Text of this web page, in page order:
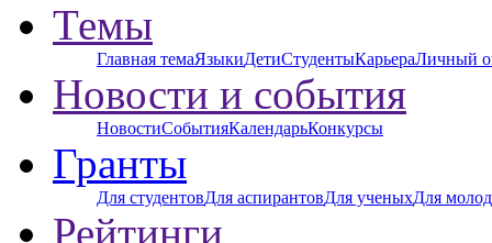
Темы
Главная темаЯзыкиДетиСтудентыКарьераЛичный
Новости и события
НовостиСобытияКалендарьКонкурсы
Гранты
Для студентовДля аспирантовДля ученыхДля
Рейтинги